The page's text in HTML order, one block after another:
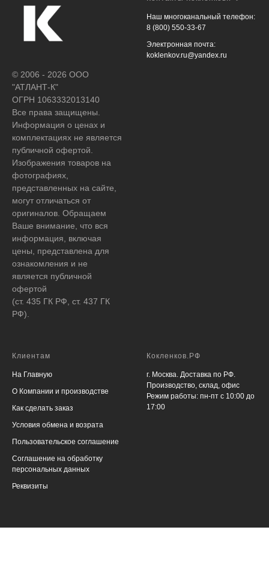
© 2006 - 2026 ООО
"АТЛАНТ-К"
ОГРН 1063332013140
Все права защищены.
Информация о ценах и
комплектациях не является
публичной офертой.
Изображения товаров на
фотографиях,
представленных на сайте,
могут отличаться от
оригиналов. Обращаем
Ваше внимание, что вся
информация, включая
цены, представлена для
ознакомления и не
является публичной
офертой
(ст. 435 ГК РФ, ст. 437 ГК
РФ).
Наш многоканальный телефон:
8 (800) 550-33-67
Электронная почта:
koklenkov.ru@yandex.ru
Клиентам
На Главную
О Компании и производстве
Как сделать заказ
Условия обмена и возрата
Пользовательское соглашение
Соглашение на обработку
персональных данных
Реквизиты
Кокленков.РФ
г. Москва. Доставка по РФ.
Производство, склад, офис
Режим работы: пн-пт с 10:00 до
17:00